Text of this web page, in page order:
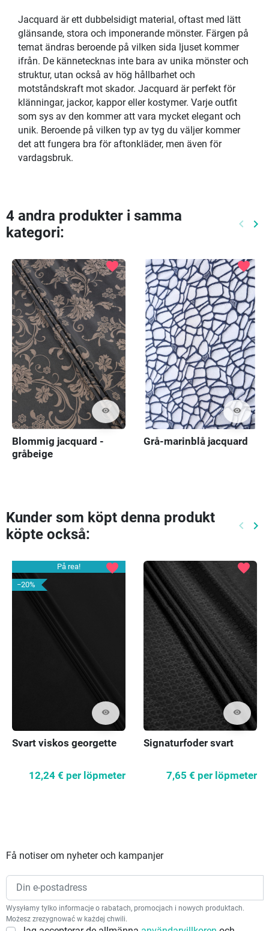
Jacquard är ett dubbelsidigt material, oftast med lätt
glänsande, stora och imponerande mönster. Färgen på
temat ändras beroende på vilken sida ljuset kommer
ifrån. De kännetecknas inte bara av unika mönster och
struktur, utan också av hög hållbarhet och
motståndskraft mot skador. Jacquard är perfekt för
klänningar, jackor, kappor eller kostymer. Varje outfit
som sys av den kommer att vara mycket elegant och
unik. Beroende på vilken typ av tyg du väljer kommer
det att fungera bra för aftonkläder, men även för
vardagsbruk.
4 andra produkter i samma
kategori:
keyboard_arrow_left keyboard_arrow_right
visibility
favorite
Blommig jacquard -
gråbeige
visibility
favorite
Grå-marinblå jacquard
Kunder som köpt denna produkt
köpte också:
keyboard_arrow_left keyboard_arrow_right
På rea!
−20%
visibility
favorite
Svart viskos georgette
12,24 € per löpmeter
visibility
favorite
Signaturfoder svart
7,65 € per löpmeter
Få notiser om nyheter och kampanjer
Wysyłamy tylko informacje o rabatach, promocjach i nowych produktach.
Możesz zrezygnować w każdej chwili.